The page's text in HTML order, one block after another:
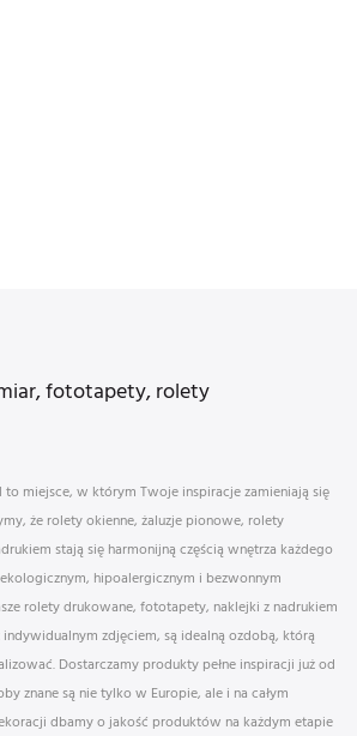
fototapety, rolety
miejsce, w którym Twoje inspiracje zamieniają się
że rolety okienne, żaluzje pionowe, rolety
stają się harmonijną częścią wnętrza każdego
hipoalergicznym i bezwonnym
rolety drukowane, fototapety, naklejki z nadrukiem
zdjęciem, są idealną ozdobą, którą
Dostarczamy produkty pełne inspiracji już od
znane są nie tylko w Europie, ale i na całym
dbamy o jakość produktów na każdym etapie